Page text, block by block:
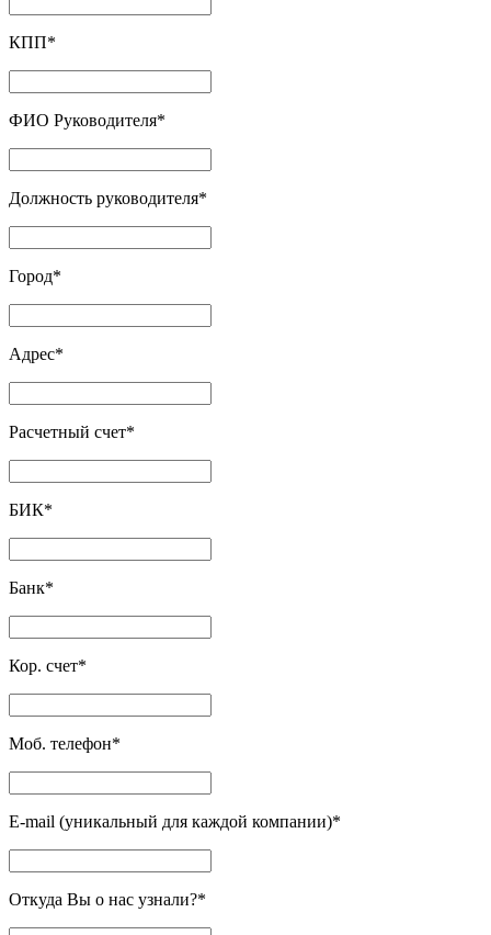
КПП*
ФИО Руководителя*
Должность руководителя*
Город*
Адрес*
Расчетный счет*
БИК*
Банк*
Кор. счет*
Моб. телефон*
E-mail (уникальный для каждой компании)*
Откуда Вы о нас узнали?*